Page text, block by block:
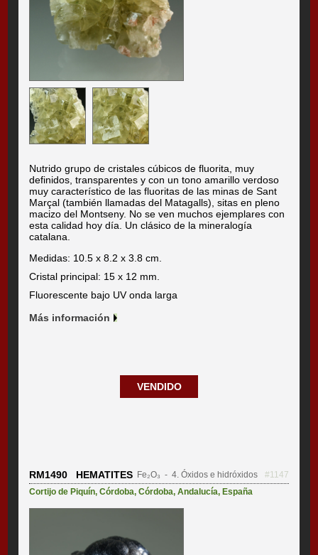
Nutrido grupo de cristales cúbicos de fluorita, muy
definidos, transparentes y con un tono amarillo verdoso
muy característico de las fluoritas de las minas de Sant
Marçal (también llamadas del Matagalls), sitas en pleno
macizo del Montseny. No se ven muchos ejemplares con
esta calidad hoy día. Un clásico de la mineralogía
catalana.
Medidas: 10.5 x 8.2 x 3.8 cm.
Cristal principal: 15 x 12 mm.
Fluorescente bajo UV onda larga
Más información
VENDIDO
RM1490 HEMATITES Fe₂O₃ - 4. Óxidos e hidróxidos
#1147
Cortijo de Piquín,Córdoba,Córdoba,Andalucía,España